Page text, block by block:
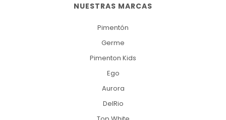
NUESTRAS MARCAS
Pimentón
Germe
Pimenton Kids
Ego
Aurora
DelRio